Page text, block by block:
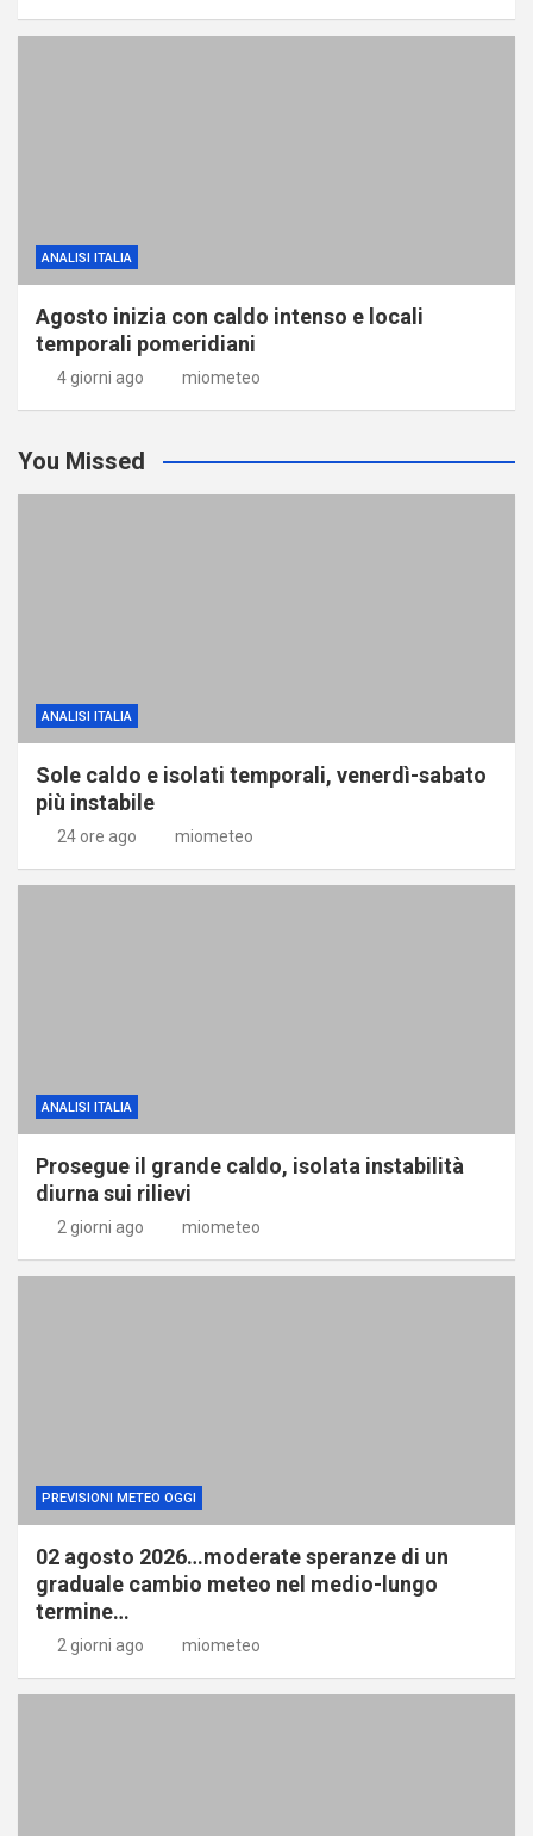
ANALISI ITALIA
Agosto inizia con caldo intenso e locali
temporali pomeridiani
4 giorni ago miometeo
You Missed
ANALISI ITALIA
Sole caldo e isolati temporali, venerdì-sabato
più instabile
24 ore ago miometeo
ANALISI ITALIA
Prosegue il grande caldo, isolata instabilità
diurna sui rilievi
2 giorni ago miometeo
PREVISIONI METEO OGGI
02 agosto 2026…moderate speranze di un
graduale cambio meteo nel medio-lungo
termine…
2 giorni ago miometeo